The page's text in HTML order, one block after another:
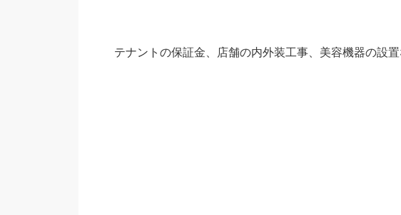
テナントの保証金、店舗の内外装工事、美容機器の設置